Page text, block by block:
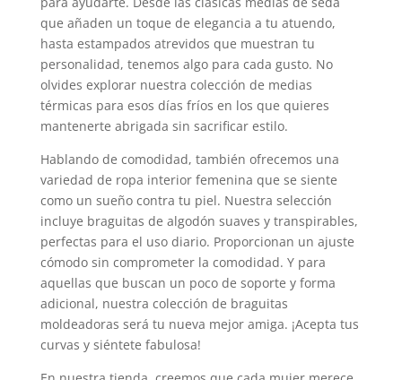
que añaden un toque de elegancia a tu atuendo,
hasta estampados atrevidos que muestran tu
personalidad, tenemos algo para cada gusto. No
olvides explorar nuestra colección de medias
térmicas para esos días fríos en los que quieres
mantenerte abrigada sin sacrificar estilo.
Hablando de comodidad, también ofrecemos una
variedad de ropa interior femenina que se siente
como un sueño contra tu piel. Nuestra selección
incluye braguitas de algodón suaves y transpirables,
perfectas para el uso diario. Proporcionan un ajuste
cómodo sin comprometer la comodidad. Y para
aquellas que buscan un poco de soporte y forma
adicional, nuestra colección de braguitas
moldeadoras será tu nueva mejor amiga. ¡Acepta tus
curvas y siéntete fabulosa!